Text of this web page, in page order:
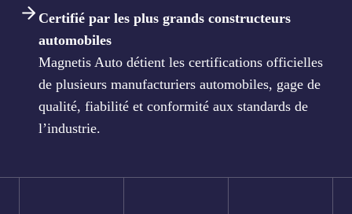
Certifié par les plus grands constructeurs
automobiles
Magnetis Auto détient les certifications officielles
de plusieurs manufacturiers automobiles, gage de
qualité, fiabilité et conformité aux standards de
l’industrie.